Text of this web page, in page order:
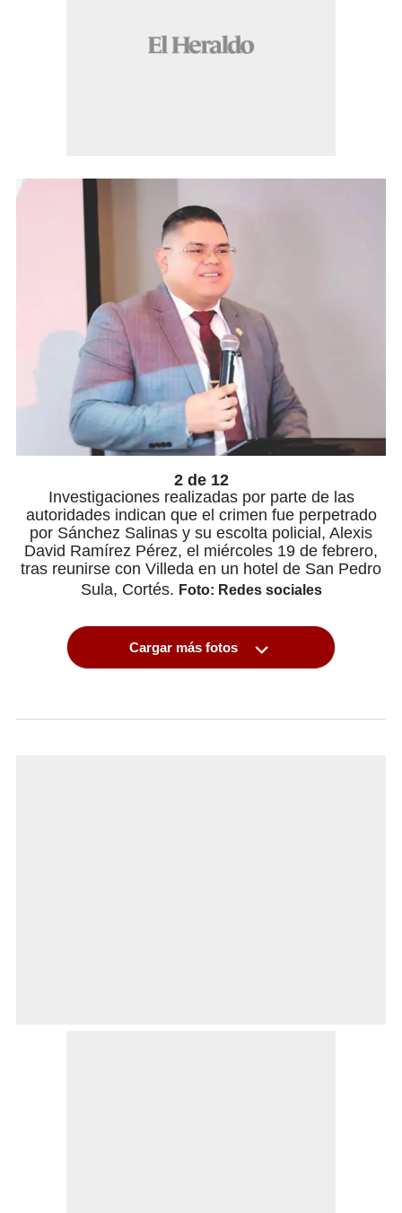
2 de 12
Investigaciones realizadas por parte de las
autoridades indican que el crimen fue perpetrado
por Sánchez Salinas y su escolta policial, Alexis
David Ramírez Pérez, el miércoles 19 de febrero,
tras reunirse con Villeda en un hotel de San Pedro
Sula, Cortés. Foto: Redes sociales
Cargar más fotos